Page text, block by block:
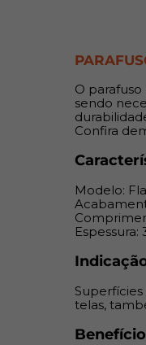
O
sendo
Confira
Modelo:
Espessura:
telas,